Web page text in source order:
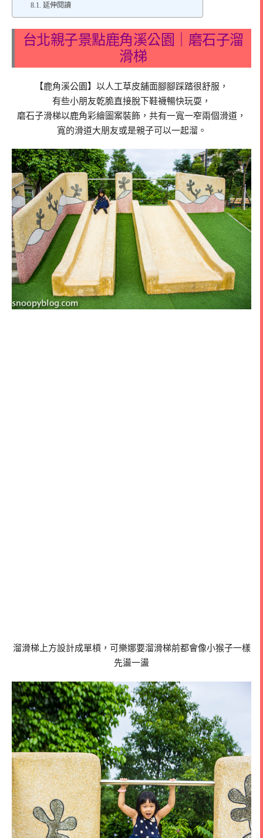
延伸閱讀
台北親子景點鹿角溪公園｜磨石子溜
滑梯
【鹿角溪公園】以人工草皮舖面腳腳踩踏很舒服，
有些小朋友乾脆直接脫下鞋襪暢快玩耍，
磨石子滑梯以鹿角彩繪圖案裝飾，共有一寬一窄兩個滑道，
寬的滑道大朋友或是親子可以一起溜。
溜滑梯上方設計成單槓，可樂娜要溜滑梯前都會像小猴子一樣
先盪一盪